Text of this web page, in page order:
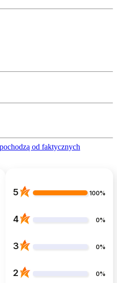
od faktycznych
5 100%
4 0%
3 0%
2 0%